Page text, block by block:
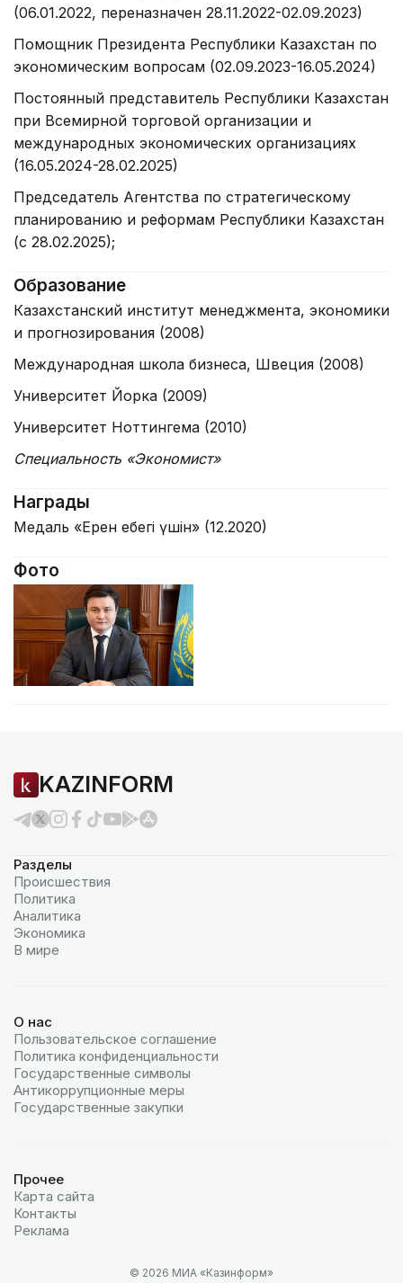
(06.01.2022, переназначен 28.11.2022-02.09.2023)
Помощник Президента Республики Казахстан по
экономическим вопросам (02.09.2023-16.05.2024)
Постоянный представитель Республики Казахстан
при Всемирной торговой организации и
международных экономических организациях
(16.05.2024-28.02.2025)
Председатель Агентства по стратегическому
планированию и реформам Республики Казахстан
(с 28.02.2025);
Образование
Казахстанский институт менеджмента, экономики
и прогнозирования (2008)
Международная школа бизнеса, Швеция (2008)
Университет Йорка (2009)
Университет Ноттингема (2010)
Специальность «Экономист»
Награды
Медаль «Ерен еңбегі үшін» (12.2020)
Фото
KAZINFORM
Разделы
Происшествия
Политика
Аналитика
Экономика
В мире
О нас
Пользовательское соглашение
Политика конфиденциальности
Государственные символы
Антикоррупционные меры
Государственные закупки
Прочее
Карта сайта
Контакты
Реклама
© 2026 МИА «Казинформ»